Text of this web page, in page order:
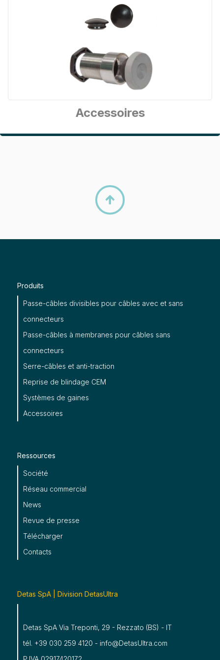
Accessoires

Produits
Passe-câbles divisibles pour câbles avec et sans
connecteurs
Passe-câbles à membranes pour câbles sans
connecteurs
Serre-câbles et anti-traction
Reprise de blindage CEM
Systèmes de gaines
Accessoires
Ressources
Société
Réseau commercial
News
Revue de presse
Télécharger
Contacts
Detas SpA | Division DetasUltra
Detas SpA Via Treponti, 29 - Rezzato (BS) - IT
tél. +39 030 259 4120 - info@DetasUltra.com